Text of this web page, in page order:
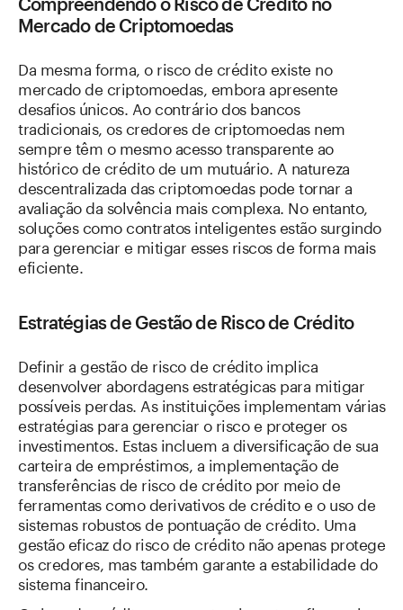
Mercado de Criptomoedas
Da mesma forma, o risco de crédito existe no
mercado de criptomoedas, embora apresente
desafios únicos. Ao contrário dos bancos
tradicionais, os credores de criptomoedas nem
sempre têm o mesmo acesso transparente ao
histórico de crédito de um mutuário. A natureza
descentralizada das criptomoedas pode tornar a
avaliação da solvência mais complexa. No entanto,
soluções como contratos inteligentes estão surgindo
para gerenciar e mitigar esses riscos de forma mais
eficiente.
Estratégias de Gestão de Risco de Crédito
Definir a gestão de risco de crédito implica
desenvolver abordagens estratégicas para mitigar
possíveis perdas. As instituições implementam várias
estratégias para gerenciar o risco e proteger os
investimentos. Estas incluem a diversificação de sua
carteira de empréstimos, a implementação de
transferências de risco de crédito por meio de
ferramentas como derivativos de crédito e o uso de
sistemas robustos de pontuação de crédito. Uma
gestão eficaz do risco de crédito não apenas protege
os credores, mas também garante a estabilidade do
sistema financeiro.